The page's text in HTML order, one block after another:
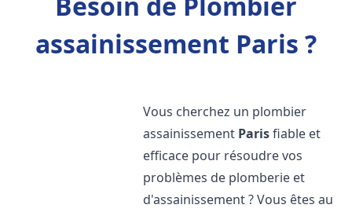
assainissement Paris ?
Vous cherchez un plombier
assainissement Parisfiable et
efficace pour résoudre vos
problèmes de plomberie et
d'assainissement ? Vous êtes au